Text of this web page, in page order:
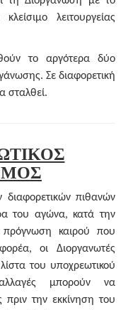
λειτουργείας
το αργότερα δύο
Σε διαφορετική
σταλθεί.
διαφορετικών πιθανών
του αγώνα, κατά την
καιρού που
οι Διοργανωτές
του υποχρεωτικού
μπορούν να
την εκκίνηση του